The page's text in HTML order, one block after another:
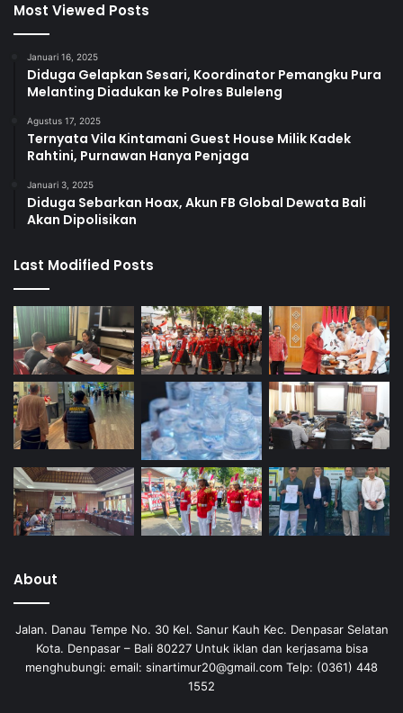
Most Viewed Posts
Januari 16, 2025
Diduga Gelapkan Sesari, Koordinator Pemangku Pura
Melanting Diadukan ke Polres Buleleng
Agustus 17, 2025
Ternyata Vila Kintamani Guest House Milik Kadek
Rahtini, Purnawan Hanya Penjaga
Januari 3, 2025
Diduga Sebarkan Hoax, Akun FB Global Dewata Bali
Akan Dipolisikan
Last Modified Posts
About
Jalan. Danau Tempe No. 30 Kel. Sanur Kauh Kec. Denpasar Selatan
Kota. Denpasar – Bali 80227 Untuk iklan dan kerjasama bisa
menghubungi: email: sinartimur20@gmail.com Telp: (0361) 448
1552